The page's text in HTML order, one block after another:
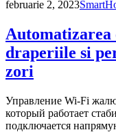
februarie 2, 2023
draperiile si
zori
Управление Wi-Fi
который работает
подключается